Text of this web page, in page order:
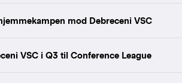
mod Debreceni VSC
VSC i Q3 til Conference League